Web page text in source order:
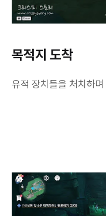
목적지 도착
유적 장치들을 처치하며